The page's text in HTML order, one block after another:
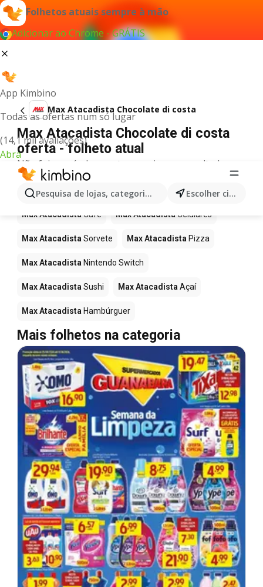
Folhetos atuais sempre à mão
Adicionar ao Chrome - GRÁTIS
App Kimbino
Todas as ofertas num só lugar
(14,1 mil avaliações)
Abra
Pesquisa de lojas, categorias,produtos... Escolher cidade
Max Atacadista Chocolate di costa
Max Atacadista Chocolate di costa
oferta - folheto atual
Não foi possível encontrar quaisquer resultados
para este termo.
Mais produtos em Max Atacadista
Max Atacadista Café Max Atacadista Celulares
Max Atacadista Sorvete Max Atacadista Pizza
Max Atacadista Nintendo Switch
Max Atacadista Sushi Max Atacadista Açaí
Max Atacadista Hambúrguer
Mais folhetos na categoria